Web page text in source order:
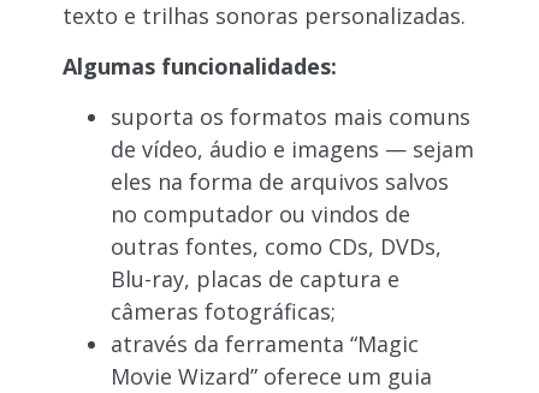
texto e trilhas sonoras personalizadas.
Algumas funcionalidades:
suporta os formatos mais comuns
de vídeo, áudio e imagens — sejam
eles na forma de arquivos salvos
no computador ou vindos de
outras fontes, como CDs, DVDs,
Blu-ray, placas de captura e
câmeras fotográficas;
através da ferramenta “Magic
Movie Wizard” oferece um guia